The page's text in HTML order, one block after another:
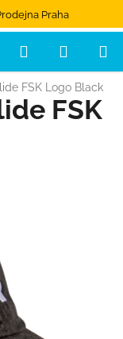
Praha
Hledat
FSK Logo Black
FSK